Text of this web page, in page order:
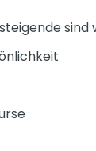
sind